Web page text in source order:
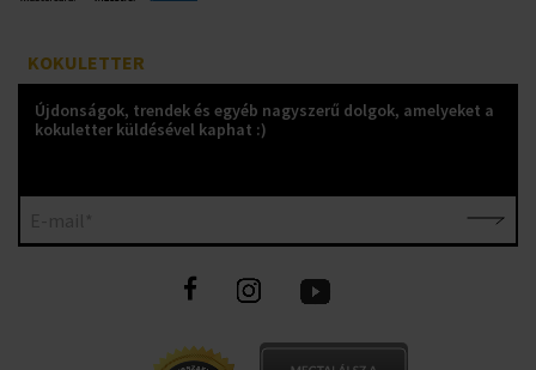
KOKULETTER
Újdonságok, trendek és egyéb nagyszerű dolgok, amelyeket a
kokuletter küldésével kaphat :)